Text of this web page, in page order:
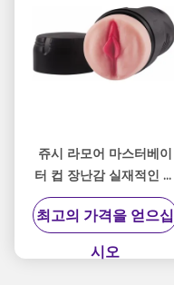
쥬시 라모어 마스터베이
터 컵 장난감 실재적인 내
부 질감
최고의 가격을 얻으십
시오